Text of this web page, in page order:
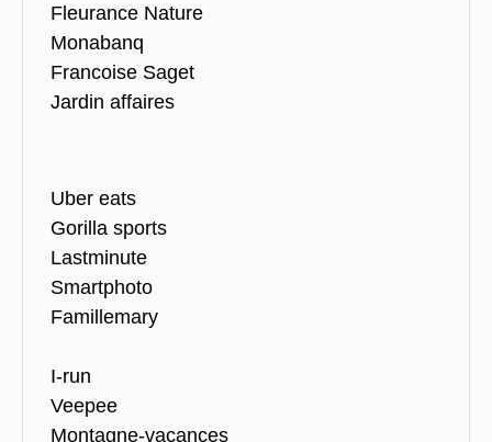
Fleurance Nature
Monabanq
Francoise Saget
Jardin affaires
Uber eats
Gorilla sports
Lastminute
Smartphoto
Famillemary
I-run
Veepee
Montagne-vacances